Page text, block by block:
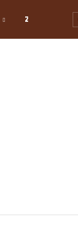
Z LÁSKY